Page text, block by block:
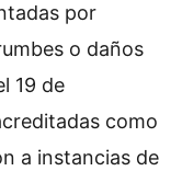
por
o daños
19 de
como
a instancias de